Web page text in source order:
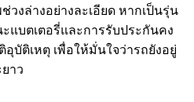
วงล่างอย่างละเอียด หากเป็นรุ่น
แบตเตอรี่และการรับประกันคง
บัติเหตุ เพื่อให้มั่นใจว่ารถยังอยู่
าว